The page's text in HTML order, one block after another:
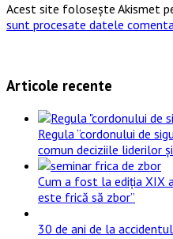
Acest site folosește Akismet
sunt procesate datele
Articole recente
Regula “cordonului de
comun deciziile liderilor
Cum a fost la ediția XIX
este frică să zbor”
30 de ani de la